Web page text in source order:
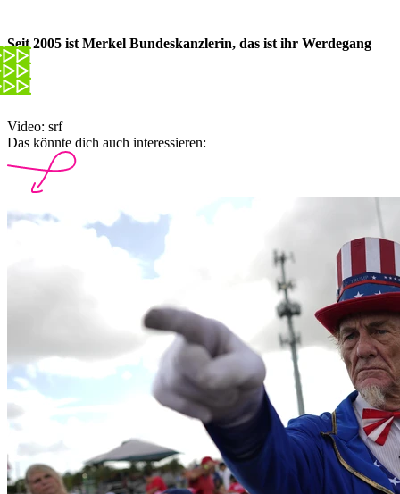
Seit 2005 ist Merkel Bundeskanzlerin, das ist ihr Werdegang
Video: srf
Das könnte dich auch interessieren: